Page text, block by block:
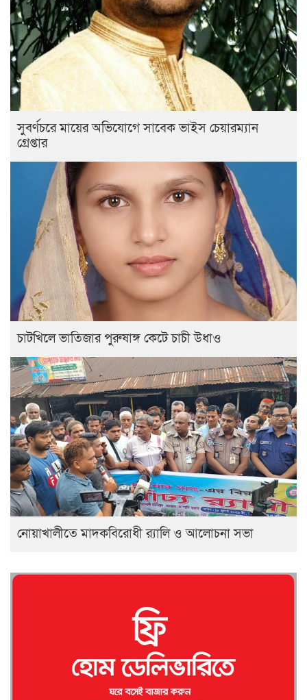
সুবর্ণচরে মায়ের অভিযোগে সাবেক ভাইস চেয়ারম্যান
গ্রেপ্তার
চাটখিলে ভাতিজার পুরুষাঙ্গ কেটে চাচী উধাও
নোয়াখালীতে মাদকবিরোধী র‍্যালি ও আলোচনা সভা